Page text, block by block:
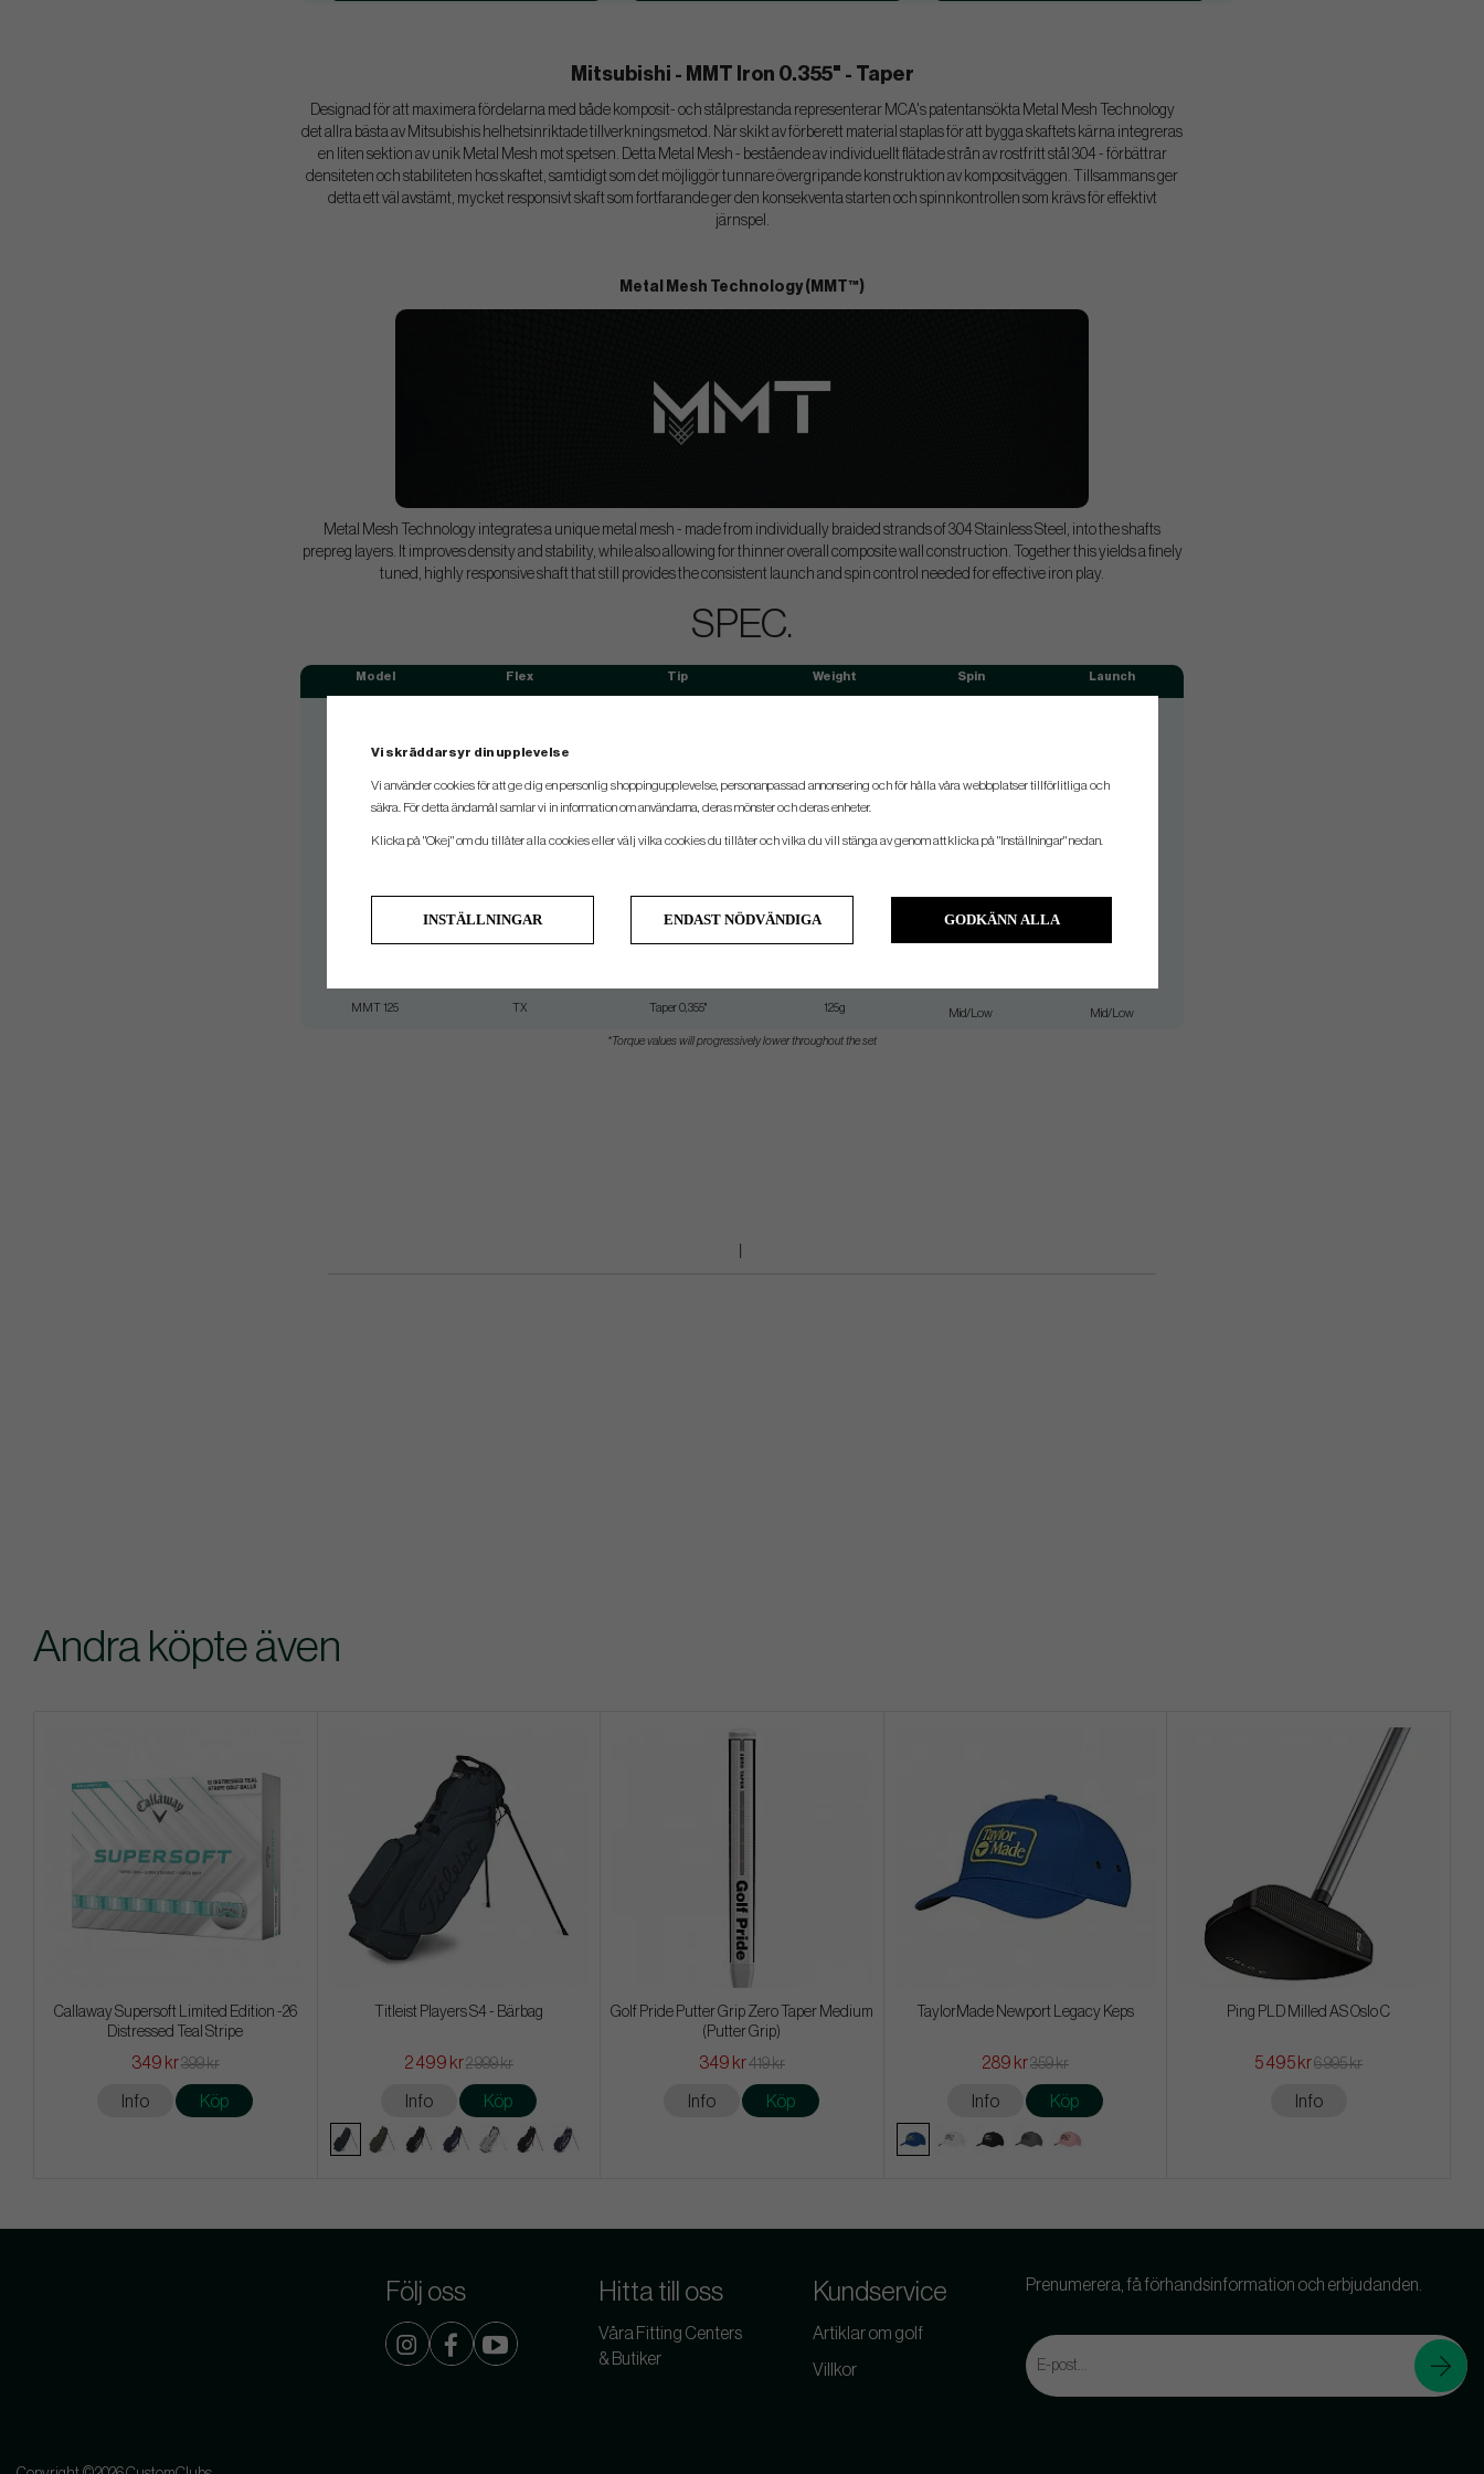
Mitsubishi - MMT Iron 0.355" - Taper
Designad för att maximera fördelarna med både komposit- och stålprestanda representerar MCA's patentansökta Metal Mesh Technology
det allra bästa av Mitsubishis helhetsinriktade tillverkningsmetod. När skikt av förberett material staplas för att bygga skaftets kärna integreras
en liten sektion av unik Metal Mesh mot spetsen. Detta Metal Mesh - bestående av individuellt flätade strån av rostfritt stål 304 - förbättrar
densiteten och stabiliteten hos skaftet, samtidigt som det möjliggör tunnare övergripande konstruktion av kompositväggen. Tillsammans ger
detta ett väl avstämt, mycket responsivt skaft som fortfarande ger den konsekventa starten och spinnkontrollen som krävs för effektivt
järnspel.
Metal Mesh Technology (MMT™)
Metal Mesh Technology integrates a unique metal mesh - made from individually braided strands of 304 Stainless Steel, into the shafts
prepreg layers. It improves density and stability, while also allowing for thinner overall composite wall construction. Together this yields a finely
tuned, highly responsive shaft that still provides the consistent launch and spin control needed for effective iron play.
SPEC.
Model Flex Tip Weight Spin Launch
MMT 85 Regular Taper 0,355" 84g
MMT 85 Stiff Taper 0,355" 85g Mid/Low Mid/Low
MMT 105 TX Taper 0,355" 113g Mid/Low Mid/Low
MMT 125 TX Taper 0,355" 125g Mid/Low Mid/Low
*Torque values will progressively lower throughout the set
Andra köpte även
Callaway Supersoft Limited Edition -26
Distressed Teal Stripe
349 kr399 kr
Info Köp
Titleist Players S4 - Bärbag
2 499 kr2 999 kr
Info Köp
Golf Pride Putter Grip Zero Taper Medium
(Putter Grip)
349 kr419 kr
Info Köp
TaylorMade Newport Legacy Keps
289 kr359 kr
Info Köp
Ping PLD Milled AS Oslo C
5 495 kr6 995 kr
Info
Följ oss Hitta till oss
Våra Fitting Centers
& Butiker
Kundservice
Artiklar om golf
Villkor
Prenumerera, få förhandsinformation och erbjudanden.
Vi skräddarsyr din upplevelse
Vi använder cookies för att ge dig en personlig shoppingupplevelse, personanpassad annonsering och för hålla våra webbplatser tillförlitliga och
säkra. För detta ändamål samlar vi in information om användarna, deras mönster och deras enheter.
Klicka på "Okej" om du tillåter alla cookies eller välj vilka cookies du tillåter och vilka du vill stänga av genom att klicka på "Inställningar" nedan.
INSTÄLLNINGAR ENDAST NÖDVÄNDIGA GODKÄNN ALLA